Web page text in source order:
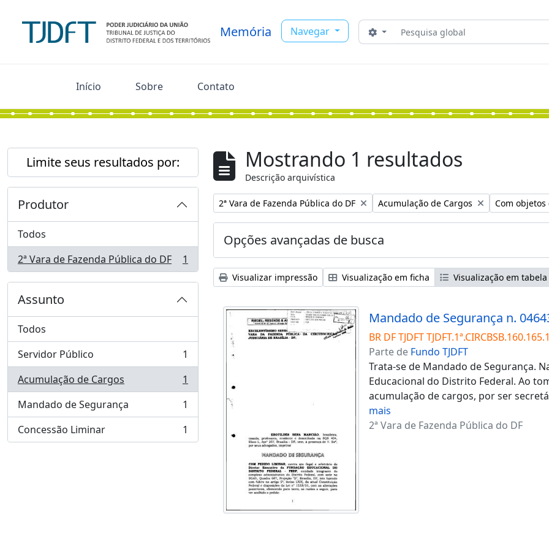
Memória Navegar Buscar
Opções de busca
Início Sobre Contato
Limite seus resultados por:
Produtor
Todos
2ª Vara de Fazenda Pública do DF
, 1 resultados 1
Assunto
Todos
Servidor Público
, 1 resultados
1
Acumulação de Cargos
, 1 resultados
1
Mandado de Segurança
, 1 resultados
1
Concessão Liminar
, 1 resultados 1
Mostrando 1 resultados
Descrição arquivística
Remover filtro:
2ª Vara de Fazenda Pública do DF Remover filtro:
Acumulação de Cargos Remover
Com
Opções avançadas de busca
Visualizar impressão Visualização em ficha Visualização em tabela
Mandado de Segurança n.
BR DF TJDFT
Parte de Fundo TJDFT
Trata-se de Mandado de Segurança.
Educacional do Distrito Federal. Ao
acumulação de cargos, por ser
mais
2ª Vara de Fazenda Pública do DF